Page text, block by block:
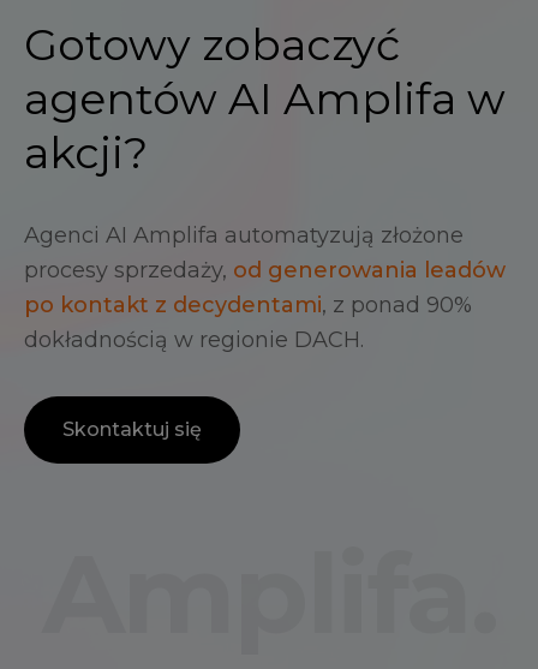
Gotowy zobaczyć
agentów AI Amplifa w
akcji?
Agenci AI Amplifa automatyzują złożone
procesy sprzedaży, od generowania leadów
po kontakt z decydentami, z ponad 90%
dokładnością w regionie DACH.
Skontaktuj się